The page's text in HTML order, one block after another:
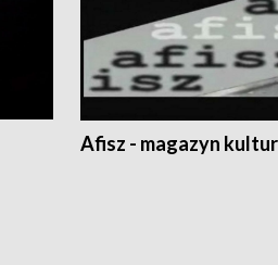
Afisz - magazyn